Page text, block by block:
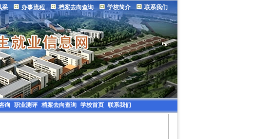
采 办事流程 档案去向查询 学校简介 联系我们
询 职业测评 档案去向查询 学校首页 联系我们